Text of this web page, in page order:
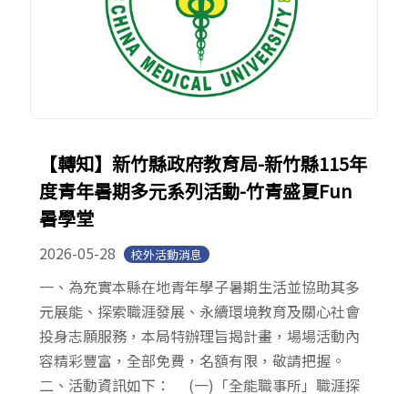
【轉知】新竹縣政府教育局-新竹縣115年
度青年暑期多元系列活動-竹青盛夏Fun
暑學堂
2026-05-28 校外活動消息
一、為充實本縣在地青年學子暑期生活並協助其多
元展能、探索職涯發展、永續環境教育及關心社會
投身志願服務，本局特辦理旨揭計畫，場場活動內
容精彩豐富，全部免費，名額有限，敬請把握。
二、活動資訊如下： (一)「全能職事所」職涯探